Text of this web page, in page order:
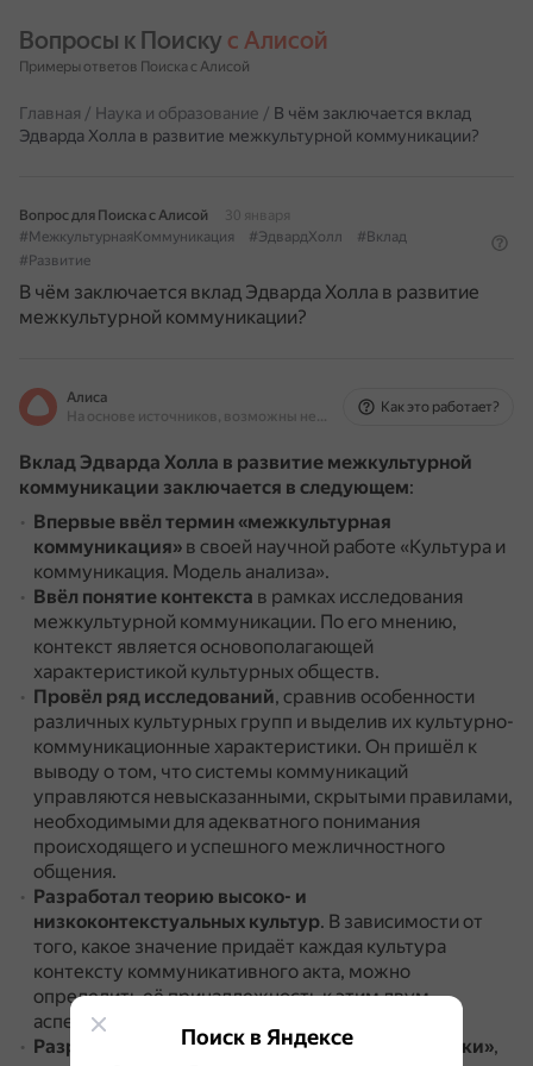
Вопросы к Поиску с Алисой
Примеры ответов Поиска с Алисой
Главная / Наука и образование / В чём заключается вклад
Эдварда Холла в развитие межкультурной коммуникации?
Вопрос для Поиска с Алисой
30 января
#МежкультурнаяКоммуникация
#ЭдвардХолл
#Вклад
#Развитие
В чём заключается вклад Эдварда Холла в развитие
межкультурной коммуникации?
Алиса
На основе источников, возможны неточности
Как это работает?
Вклад Эдварда Холла в развитие межкультурной
коммуникации заключается в следующем:
Впервые ввёл термин «межкультурная
коммуникация» в своей научной работе «Культура и
коммуникация. Модель анализа».
Ввёл понятие контекста в рамках исследования
межкультурной коммуникации. По его мнению,
контекст является основополагающей
характеристикой культурных обществ.
Провёл ряд исследований, сравнив особенности
различных культурных групп и выделив их культурно-
коммуникационные характеристики. Он пришёл к
выводу о том, что системы коммуникаций
управляются невысказанными, скрытыми правилами,
необходимыми для адекватного понимания
происходящего и успешного межличностного
общения.
Разработал теорию высоко- и
низкоконтекстуальных культур. В зависимости от
того, какое значение придаёт каждая культура
контексту коммуникативного акта, можно
определить её принадлежность к этим двум
аспектам.
Разработал концепцию «культурной грамматики»,
Поиск в Яндексе